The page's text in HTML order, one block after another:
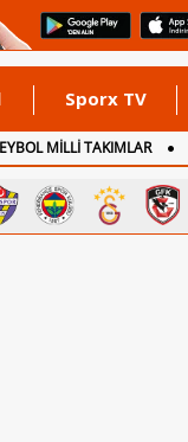
Sporx TV
MİLLİ TAKIMLAR